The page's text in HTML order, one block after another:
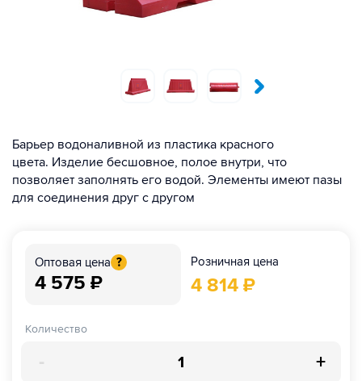
Барьер водоналивной из пластика красного
цвета. Изделие бесшовное, полое внутри, что
позволяет заполнять его водой. Элементы имеют пазы
для соединения друг с другом
Оптовая цена ?
4 575 ₽
Розничная цена
4 814 ₽
Количество
- +